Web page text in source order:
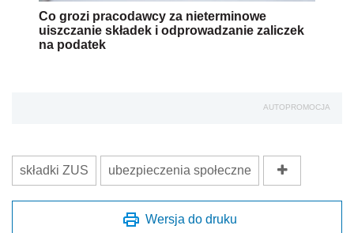
Co grozi pracodawcy za nieterminowe
uiszczanie składek i odprowadzanie zaliczek
na podatek
AUTOPROMOCJA
składki ZUS ubezpieczenia społeczne
Wersja do druku